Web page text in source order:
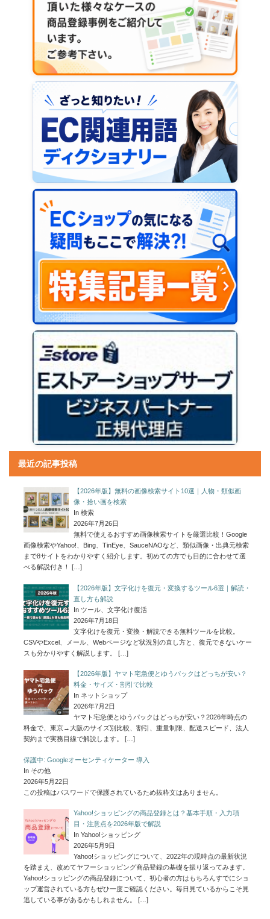
最近の記事投稿
【2026年版】無料の画像検索サイト10選｜人物・類似画
像・拾い画を検索
In 検索
2026年7月26日
無料で使えるおすすめ画像検索サイトを厳選比較！Google
画像検索やYahoo!、Bing、TinEye、SauceNAOなど、類似画像・出典元検索
まで8サイトをわかりやすく紹介します。初めての方でも目的に合わせて選
べる解説付き！
[…]
【2026年版】文字化けを復元・変換するツール6選｜解読・
直し方も解説
In ツール、文字化け復活
2026年7月18日
文字化けを復元・変換・解読できる無料ツールを比較。
CSVやExcel、メール、Webページなど状況別の直し方と、復元できないケー
スも分かりやすく解説します。
[…]
【2026年版】ヤマト宅急便とゆうパックはどっちが安い？
料金・サイズ・割引で比較
In ネットショップ
2026年7月2日
ヤマト宅急便とゆうパックはどっちが安い？2026年時点の
料金で、東京→大阪のサイズ別比較、割引、重量制限、配送スピード、法人
契約まで実務目線で解説します。
[…]
保護中: Googleオーセンティケーター 導入
In その他
2026年5月22日
この投稿はパスワードで保護されているため抜粋文はありません。
Yahoo!ショッピングの商品登録とは？基本手順・入力項
目・注意点を2026年版で解説
In Yahoo!ショッピング
2026年5月9日
Yahoo!ショッピングについて、2022年の現時点の最新状況
を踏まえ、改めてヤフーショッピング商品登録の基礎を振り返ってみます。
Yahoo!ショッピングの商品登録について、初心者の方はもちろんすでにショ
ップ運営されている方もぜひ一度ご確認ください。毎日見ているからこそ見
逃している事があるかもしれません。
[…]